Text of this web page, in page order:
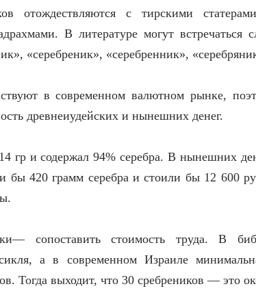
отождествляются с тирскими
В литературе могут
«серебреник», «серебренник»,
в современном валютном рынке,
древнеиудейских и нынешних денег.
гр и содержал 94% серебра. В нынешних
бы 420 грамм серебра и стоили бы 12 600
сопоставить стоимость труда. В
сикля, а в современном Израиле
Тогда выходит, что 30 сребреников — это